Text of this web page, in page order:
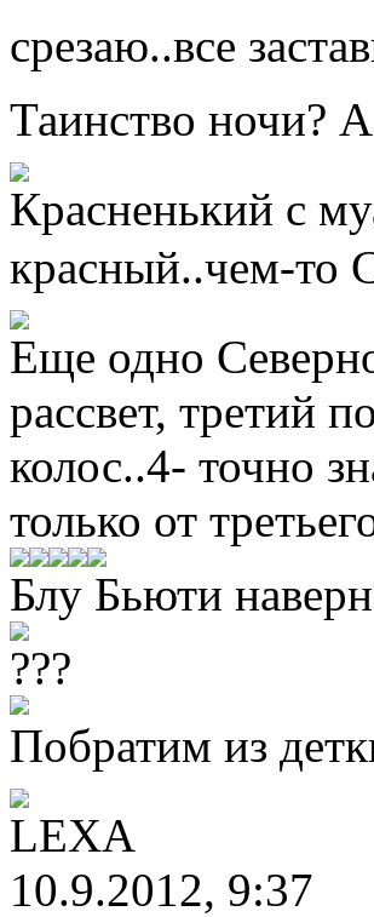
срезаю..все
Таинство ночи?
Красненький с
красный..чем-то
Еще одно
рассвет, третий
колос..4- точно
только от
Блу Бьюти
???
Побратим из
LEXA
10.9.2012, 9:37